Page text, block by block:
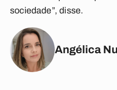
sociedade”, disse.
Angélica